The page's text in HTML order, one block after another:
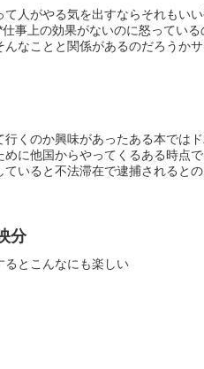
人がやる気を出すならそれもい
事上の効果がないのに怒ってい
なことと関係があるのだろうか
行くのか興味があったある本では
に他国からやってくるある時点
いると不法滞在で逮捕されるとの
分
るとこんなにも楽しい